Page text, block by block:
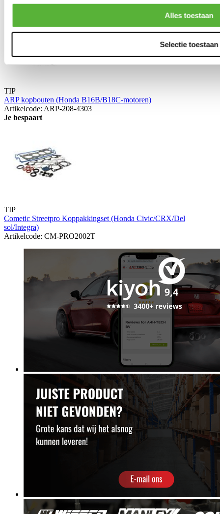
Alles toestaan
Selectie toestaan
TIP
ARP kopbouten (Honda B16B/B18C-motoren)
Artikelcode: ARP-208-4303
Je bespaart
TIP
Cometic Streetpro Koppakkingset (Honda Civic/CRX/Del
sol/Integra)
Artikelcode: CM-PRO2002T